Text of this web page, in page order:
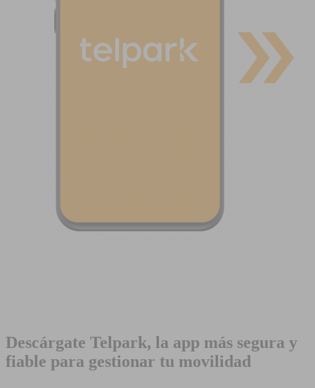
Descárgate Telpark, la app más segura y
fiable para gestionar tu movilidad